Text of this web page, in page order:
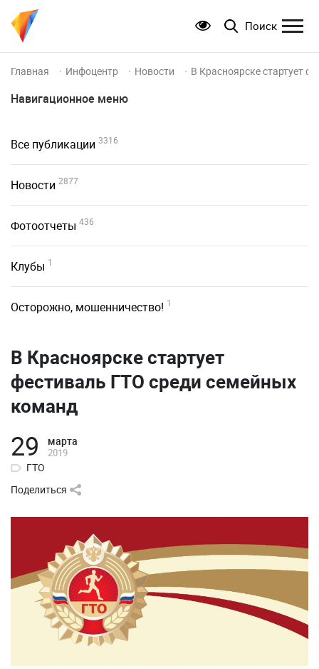
Поиск
Главная Инфоцентр Новости В Красноярске стартует
Навигационное меню
Все публикации 3316
Новости 2877
Фотоотчеты 436
Клубы 1
Осторожно, мошенничество! 1
В Красноярске стартует
фестиваль ГТО среди семейных
команд
29 марта
2019
ГТО
Поделиться